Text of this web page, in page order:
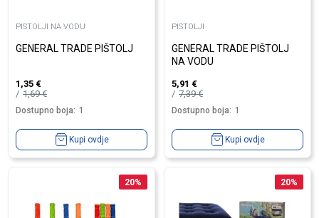
PISTOLJI NA VODU
GENERAL TRADE PIŠTOLJ
1,35 €
1,69€
Dostupno boja: 1
Kupi ovdje
PISTOLJI
GENERAL TRADE PIŠTOLJ
NA VODU
5,91 €
7,39€
Dostupno boja: 1
Kupi ovdje
20% 20%